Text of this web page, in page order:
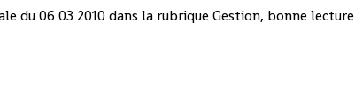
du 06 03 2010 dans la rubrique Gestion, bonne lecture